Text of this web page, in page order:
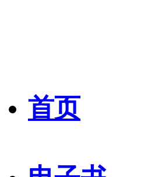
首页